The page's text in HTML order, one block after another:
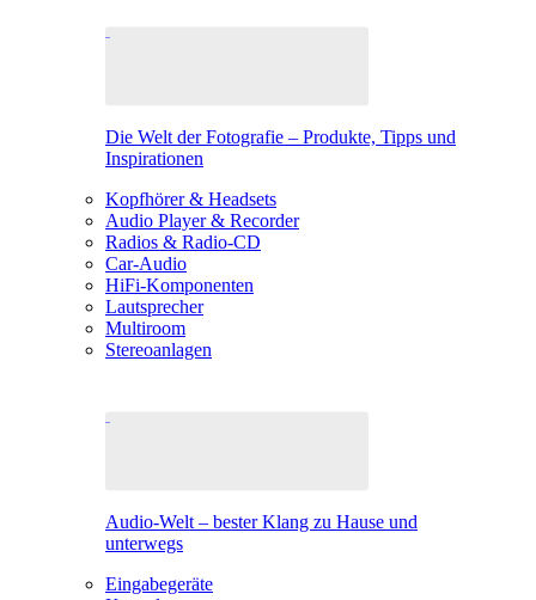
Die Welt der Fotografie – Produkte, Tipps und
Inspirationen
Kopfhörer & Headsets
Audio Player & Recorder
Radios & Radio-CD
Car-Audio
HiFi-Komponenten
Lautsprecher
Multiroom
Stereoanlagen
Audio-Welt – bester Klang zu Hause und
unterwegs
Eingabegeräte